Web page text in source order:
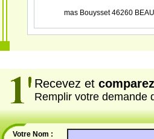
mas Bouysset 46260
Recevez et comparez
Remplir votre demande
Votre Nom :